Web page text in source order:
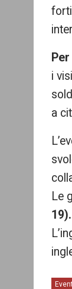
i
a
Le
19).